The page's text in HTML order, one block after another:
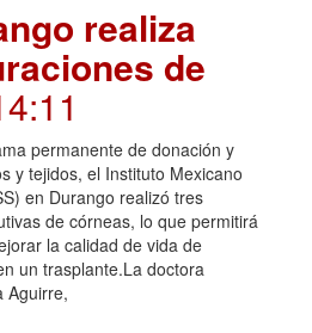
realiza
de
permanente de donación y
y tejidos, el Instituto Mexicano
en Durango realizó tres
de córneas, lo que permitirá
la calidad de vida de
un trasplante.La doctora
Aguirre,